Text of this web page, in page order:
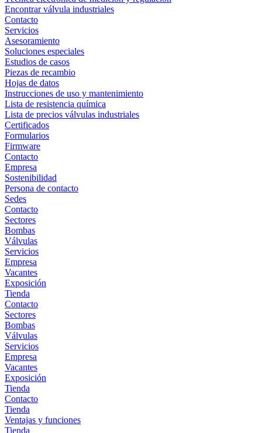
Encontrar válvula industriales
Contacto
Servicios
Asesoramiento
Soluciones especiales
Estudios de casos
Piezas de recambio
Hojas de datos
Instrucciones de uso y mantenimiento
Lista de resistencia química
Lista de precios válvulas industriales
Certificados
Formularios
Firmware
Contacto
Empresa
Sostenibilidad
Persona de contacto
Sedes
Contacto
Sectores
Bombas
Válvulas
Servicios
Empresa
Vacantes
Exposición
Tienda
Contacto
Sectores
Bombas
Válvulas
Servicios
Empresa
Vacantes
Exposición
Tienda
Contacto
Tienda
Ventajas y funciones
Tienda